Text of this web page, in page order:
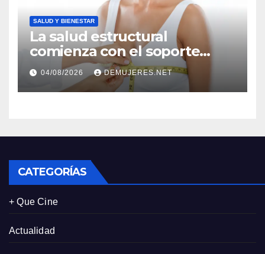
SALUD Y BIENESTAR
La salud estructural
comienza con el soporte
correcto: Caprice revela el
impacto de la lencería en la
salud física de las mujeres
04/08/2026 DEMUJERES.NET
CATEGORÍAS
+ Que Cine
Actualidad